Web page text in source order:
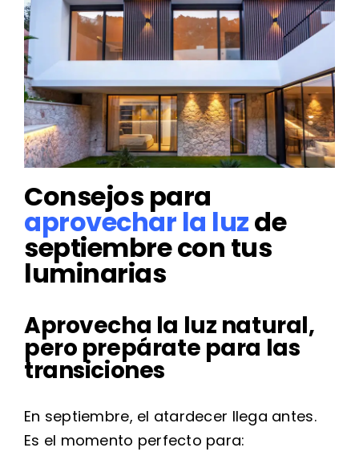
Consejos para
aprovechar la luzde
septiembre con tus
luminarias
Aprovecha la luz natural,
pero prepárate para las
transiciones
En septiembre, el atardecer llega antes.
Es el momento perfecto para: